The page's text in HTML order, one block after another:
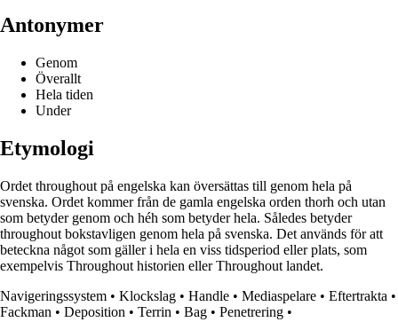
Antonymer
Genom
Överallt
Hela tiden
Under
Etymologi
Ordet throughout på engelska kan översättas till genom hela på
svenska. Ordet kommer från de gamla engelska orden thorh och utan
som betyder genom och héh som betyder hela. Således betyder
throughout bokstavligen genom hela på svenska. Det används för att
beteckna något som gäller i hela en viss tidsperiod eller plats, som
exempelvis Throughout historien eller Throughout landet.
Navigeringssystem • Klockslag • Handle • Mediaspelare • Eftertrakta •
Fackman • Deposition • Terrin • Bag • Penetrering •